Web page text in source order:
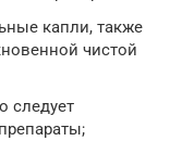
капли, также
чистой
следует